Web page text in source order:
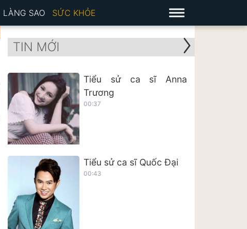
LÀNG SAO SỨC KHỎE
TIN MỚI
Tiểu sử ca sĩ Anna
Trương
00:37
Tiểu sử ca sĩ Quốc Đại
00:43